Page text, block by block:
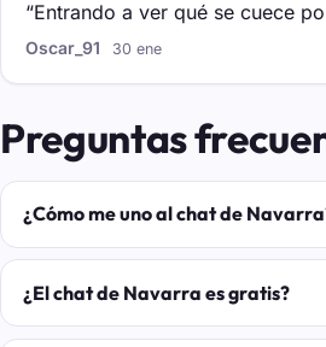
“Entrando a ver qué se cuece
Oscar_91 30 ene
Preguntas
¿Cómo me uno al chat de
¿El chat de Navarra es gratis?